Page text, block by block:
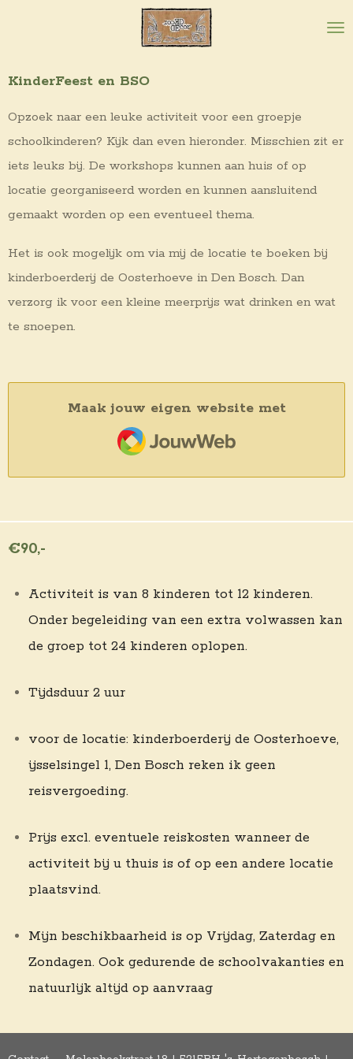
hoofdinhoud
KinderFeest en BSO
Opzoek naar een leuke activiteit voor een groepje
schoolkinderen? Kijk dan even hieronder. Misschien zit er
iets leuks bij. De workshops kunnen aan huis of op
locatie georganiseerd worden en kunnen aansluitend
gemaakt worden op een eventueel thema.
Het is ook mogelijk om via mij de locatie te boeken bij
kinderboerderij de Oosterhoeve in Den Bosch. Dan
verzorg ik voor een kleine meerprijs wat drinken en wat
te snoepen.
Maak jouw eigen website met
JouwWeb
€90,-
Activiteit is van 8 kinderen tot 12 kinderen.
Onder begeleiding van een extra volwassen kan
de groep tot 24 kinderen oplopen.
Tijdsduur 2 uur
voor de locatie: kinderboerderij de Oosterhoeve,
ijsselsingel 1, Den Bosch reken ik geen
reisvergoeding.
Prijs excl. eventuele reiskosten wanneer de
activiteit bij u thuis is of op een andere locatie
plaatsvind.
Mijn beschikbaarheid is op Vrijdag, Zaterdag en
Zondagen. Ook gedurende de schoolvakanties en
natuurlijk altijd op aanvraag